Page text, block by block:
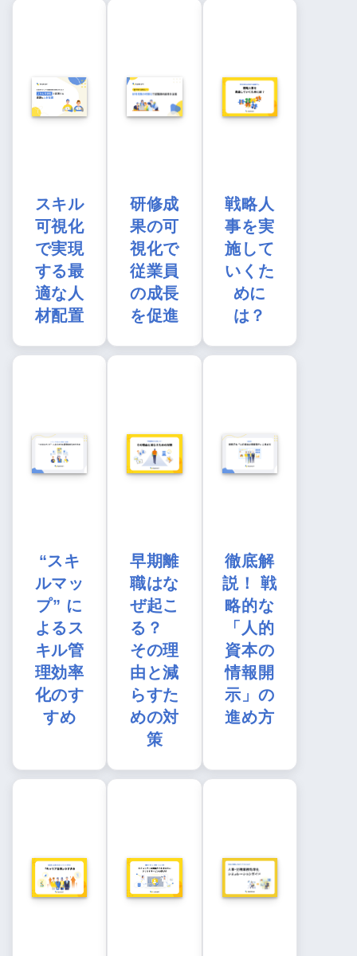
スキル
可視化
で実現
する最
適な人
材配置
研修成
果の可
視化で
従業員
の成長
を促進
戦略人
事を実
施して
いくた
めに
は？
“スキ
ルマッ
プ” に
よるス
キル管
理効率
化のす
すめ
早期離
職はな
ぜ起こ
る？
その理
由と減
らすた
めの対
策
徹底解
説！ 戦
略的な
「人的
資本の
情報開
示」の
進め方